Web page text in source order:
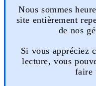
Nous sommes
site entièrement
de nos
Si vous appréciez
lecture, vous
faire